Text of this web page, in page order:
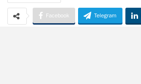
Facebook Telegram